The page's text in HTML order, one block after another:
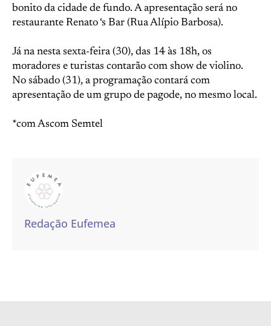
bonito da cidade de fundo. A apresentação será no
restaurante Renato ‘s Bar (Rua Alípio Barbosa).
Já na nesta sexta-feira (30), das 14 às 18h, os
moradores e turistas contarão com show de violino.
No sábado (31), a programação contará com
apresentação de um grupo de pagode, no mesmo local.
*com Ascom Semtel
Redação Eufemea